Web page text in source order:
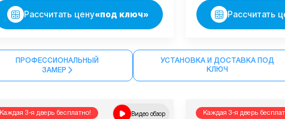
Рассчитать цену«под ключ» Рассчитать
ПРОФЕССИОНАЛЬНЫЙ
ЗАМЕР
УСТАНОВКА И ДОСТАВКА ПОД
КЛЮЧ
Каждая 3-я дверь бесплатно!
Видео обзор Каждая 3-я дверь